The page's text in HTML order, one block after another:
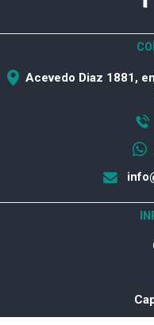
Acevedo Diaz 1881,